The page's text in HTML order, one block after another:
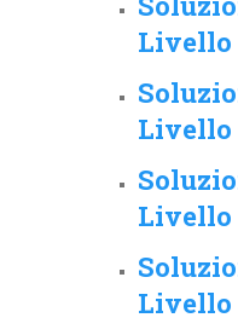
Livello
Livello
Livello
Livello